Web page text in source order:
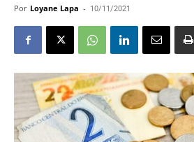
Por Loyane Lapa - 10/11/2021